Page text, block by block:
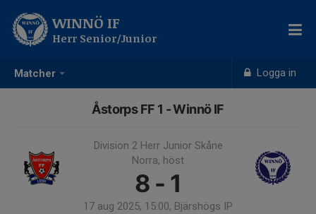
Matcher Logga in
WINNÖ IF
Herr Senior/Junior
Åstorps FF 1 - Winnö IF
Division 2 Herr Junior Skåne
Norra, höst
8 - 1
17 aug 2025, 15:00, Bjärshögs IP